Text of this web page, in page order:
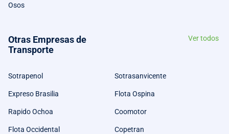
Osos
Otras Empresas de
Transporte
Ver todos
Sotrapenol Sotrasanvicente
Expreso Brasilia Flota Ospina
Rapido Ochoa Coomotor
Flota Occidental Copetran